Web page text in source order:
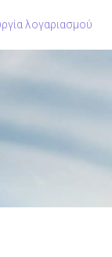
λογαριασμού